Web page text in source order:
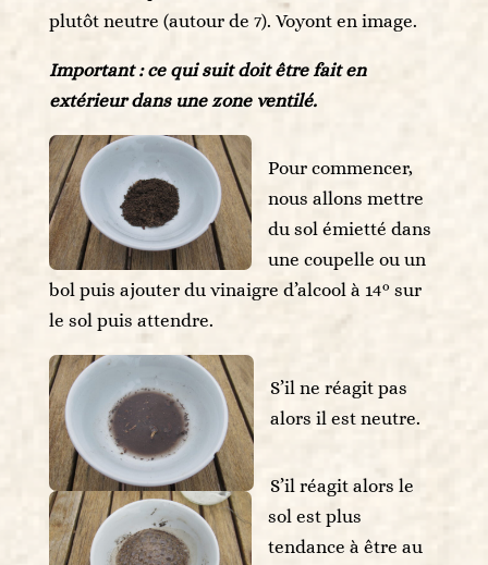
plutôt neutre (autour de 7). Voyont en image.
Important : ce qui suit doit être fait en
extérieur dans une zone ventilé.
Pour commencer,
nous allons mettre
du sol émietté dans
une coupelle ou un
bol puis ajouter du vinaigre d’alcool à 14° sur
le sol puis attendre.
S’il ne réagit pas
alors il est neutre.
S’il réagit alors le
sol est plus
tendance à être au